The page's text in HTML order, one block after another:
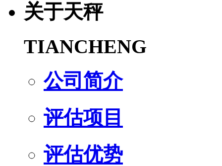
关于天秤
TIANCHENG
公司简介
评估项目
评估优势